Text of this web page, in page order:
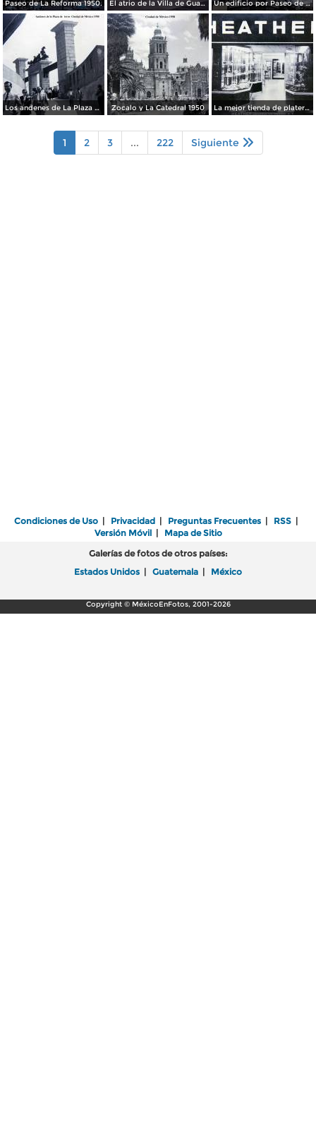
Paseo de La Reforma 1950. El atrio de la Villa de Guadalupe 1950. Un edificio por Paseo de La Reforma 1950
Los andenes de La Plaza de toros Ciudad de México 1950 Zocalo y La Catedral 1950 La mejor tienda de plateria.
1 2 3 ... 222 Siguiente
Condiciones de Uso | Privacidad | Preguntas Frecuentes | RSS |
Versión Móvil| Mapa de Sitio
Galerías de fotos de otros países:
Estados Unidos | Guatemala | México
Copyright © MéxicoEnFotos, 2001-2026